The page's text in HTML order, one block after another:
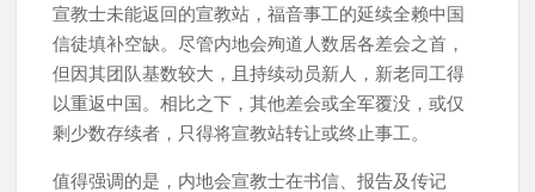
宣教士未能返回的宣教站，福音事工的延续全赖中国
信徒填补空缺。尽管内地会殉道人数居各差会之首，
但因其团队基数较大，且持续动员新人，新老同工得
以重返中国。相比之下，其他差会或全军覆没，或仅
剩少数存续者，只得将宣教站转让或终止事工。
值得强调的是，内地会宣教士在书信、报告及传记